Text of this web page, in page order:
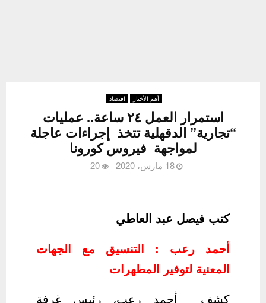
أهم الأخبار اقتصاد
استمرار العمل ٢٤ ساعة.. عمليات
“تجارية” الدقهلية تتخذ إجراءات عاجلة
لمواجهة فيروس كورونا
18 مارس، 2020 20
كتب فيصل عبد العاطي
أحمد رعب : التنسيق مع الجهات
المعنية لتوفير المطهرات
كشف أحمد رعب، رئيس غرفة